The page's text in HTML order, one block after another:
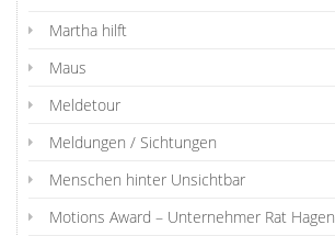
Martha hilft
Maus
Meldetour
Meldungen / Sichtungen
Menschen hinter Unsichtbar
Motions Award – Unternehmer Rat Hagen